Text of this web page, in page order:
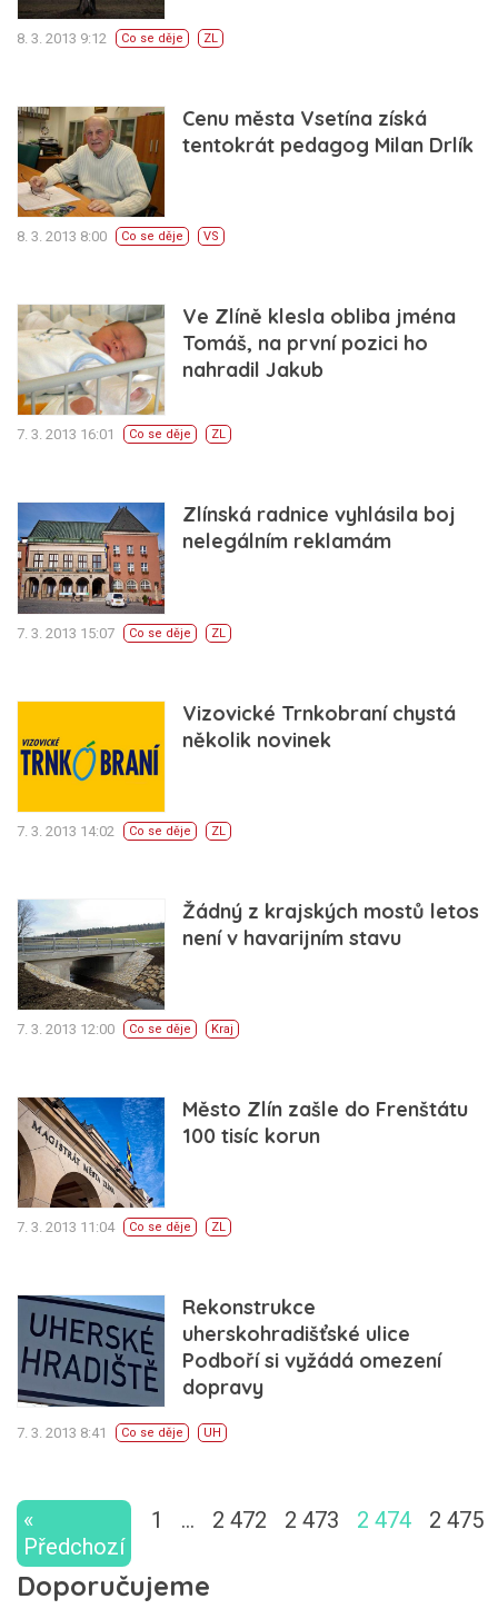
8. 3. 2013 9:12 Co se děje ZL
Cenu města Vsetína získá
tentokrát pedagog Milan Drlík
8. 3. 2013 8:00 Co se děje VS
Ve Zlíně klesla obliba jména
Tomáš, na první pozici ho
nahradil Jakub
7. 3. 2013 16:01 Co se děje ZL
Zlínská radnice vyhlásila boj
nelegálním reklamám
7. 3. 2013 15:07 Co se děje ZL
Vizovické Trnkobraní chystá
několik novinek
7. 3. 2013 14:02 Co se děje ZL
Žádný z krajských mostů letos
není v havarijním stavu
7. 3. 2013 12:00 Co se děje Kraj
Město Zlín zašle do Frenštátu
100 tisíc korun
7. 3. 2013 11:04 Co se děje ZL
Rekonstrukce
uherskohradišťské ulice
Podboří si vyžádá omezení
dopravy
7. 3. 2013 8:41 Co se děje UH
«
Předchozí
1 … 2 472 2 473 2 474 2 475